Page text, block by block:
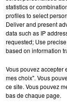
attendus,
statistics or
profiles to select
Deliver and present
data such as IP
requested; Use
based on information
Vous pouvez accepter
mes choix". Vous
ce site. Vous pouvez
bas de chaque page.